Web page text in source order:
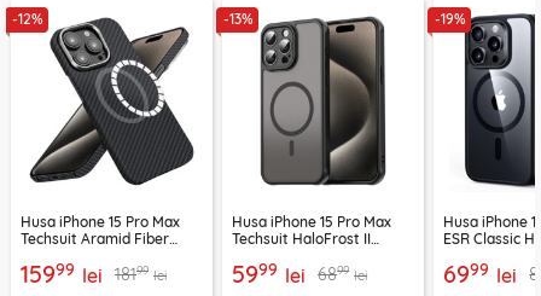
-12%
Husa iPhone 15 Pro Max
Techsuit Aramid Fiber
15999 lei 18199 lei
-13%
Husa iPhone 15 Pro Max
Techsuit HaloFrost II
5999 lei 6899 lei
-19%
Husa iPhone
ESR Classic
negru/
6999 lei